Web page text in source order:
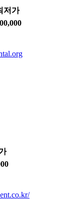
저가